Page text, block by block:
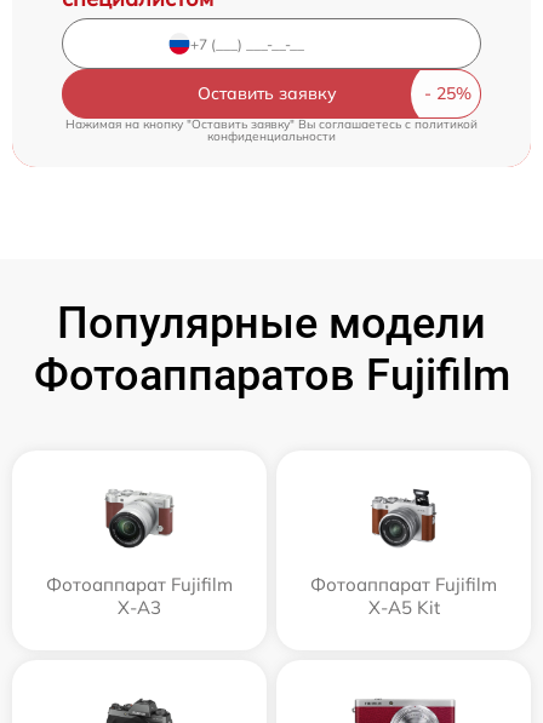
Оставить заявку
Нажимая на кнопку "Оставить заявку" Вы соглашаетесь c политикой
конфиденциальности
Популярные модели
Фотоаппаратов Fujifilm
Фотоаппарат Fujifilm
X-A3
Фотоаппарат Fujifilm
X-A5 Kit